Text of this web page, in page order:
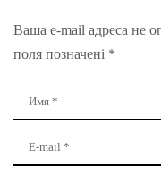
Ваша e-mail адреса не
поля позначені *